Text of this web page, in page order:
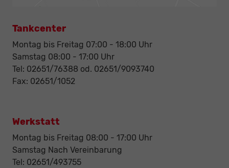
Tankcenter
Montag bis Freitag 07:00 - 18:00 Uhr
Samstag 08:00 - 17:00 Uhr
Tel: 02651/76388 od. 02651/9093740
Fax: 02651/1052
Werkstatt
Montag bis Freitag 08:00 - 17:00 Uhr
Samstag Nach Vereinbarung
Tel: 02651/493755